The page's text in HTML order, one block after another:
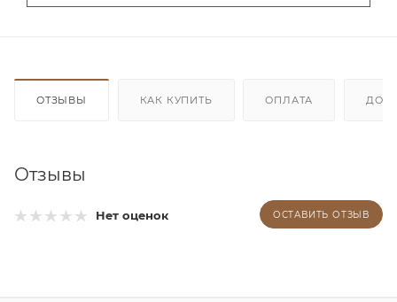
ОТЗЫВЫ КАК КУПИТЬ ОПЛАТА
Отзывы
Нет оценок ОСТАВИТЬ ОТЗЫВ